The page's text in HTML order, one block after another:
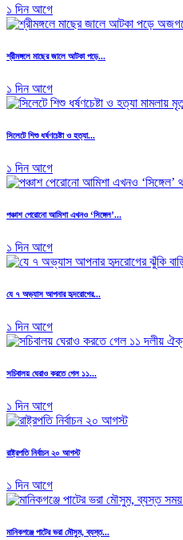
১ দিন আগে
শ্রীমঙ্গলে মাছের জালে আটকা পড়ে...
১ দিন আগে
সিলেটে শিশু ধর্ষণচেষ্টা ও হত্যা...
১ দিন আগে
পঞ্চাশ পেরোনো আমিশা এখনও ‘সিঙ্গেল’...
১ দিন আগে
যে ৭ অভ্যাস আপনার হৃদরোগের...
১ দিন আগে
সচিবালয় ঘেরাও করতে গেল ১১...
১ দিন আগে
রাষ্ট্রপতি নির্বাচন ২০ আগস্ট
১ দিন আগে
মানিকগঞ্জে পাটের ভরা মৌসুম, ব্যস্ত...